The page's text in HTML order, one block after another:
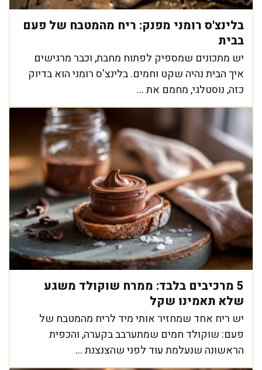
בלינצ'ס רומני מפנק: ריח מהמטבח של פעם
בבית
יש מתכונים שמספיק לפתוח מחבת, וכבר מרגישים
איך הבית נהיה שקט וחמים. בלינצ'ס רומני הוא בדיוק
כזה, נוסטלגי, מחמם את ...
5 מרכיבים בלבד: ממרח שוקולד משגע
שלא תאמינו שקל
יש ריח אחד שמחזיר אותי מיד לריח מהמטבח של
פעם: שוקולד חמים שמתערבב בקערה, והכפית
הראשונה שנעלמת עוד לפני שהצנצנת ...